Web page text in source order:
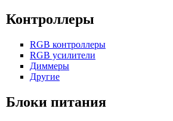
Контроллеры
RGB контроллеры
RGB усилители
Диммеры
Другие
Блоки питания